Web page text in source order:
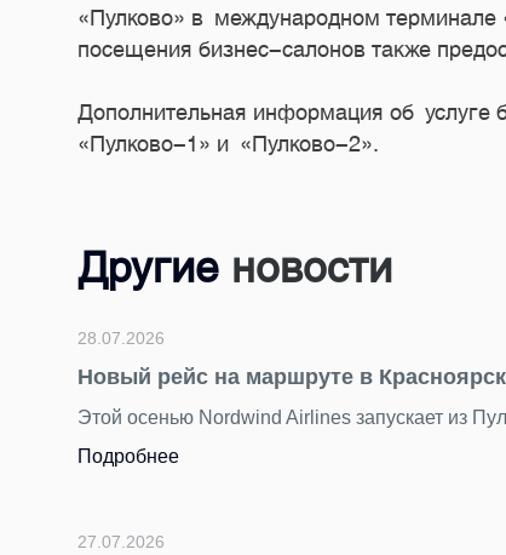
«Пулково» в международном терминале
посещения бизнес-салонов также
Дополнительная информация об услуге
«Пулково-1» и «Пулково-2».
Другие новости
28.07.2026
Новый рейс на маршруте в Красноярск
Этой осенью Nordwind Airlines запускает из
Подробнее
27.07.2026